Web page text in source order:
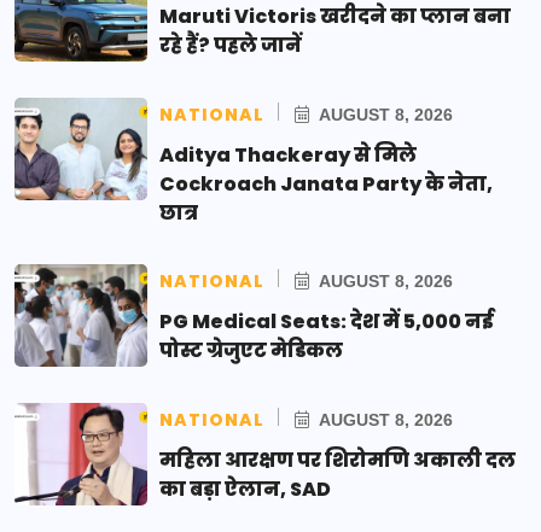
Maruti Victoris खरीदने का प्लान बना
रहे हैं? पहले जानें
NATIONAL AUGUST 8, 2026
Aditya Thackeray से मिले
Cockroach Janata Party के नेता,
छात्र
NATIONAL AUGUST 8, 2026
PG Medical Seats: देश में 5,000 नई
पोस्ट ग्रेजुएट मेडिकल
NATIONAL AUGUST 8, 2026
महिला आरक्षण पर शिरोमणि अकाली दल
का बड़ा ऐलान, SAD